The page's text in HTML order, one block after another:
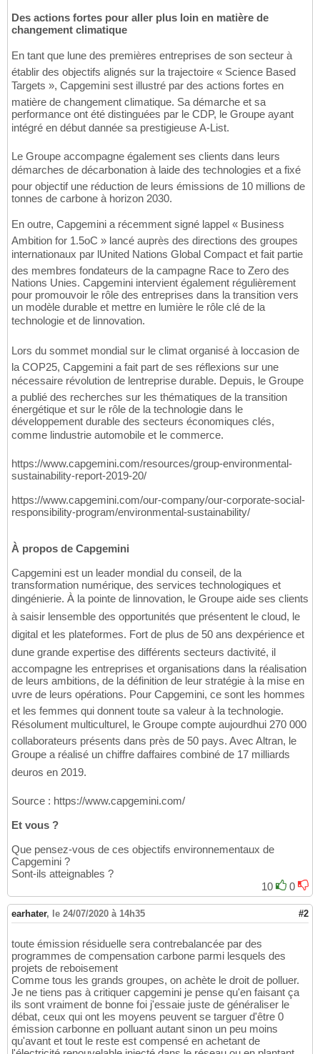
Des actions fortes pour aller plus loin en matière de
changement climatique
En tant que lune des premières entreprises de son secteur à
établir des objectifs alignés sur la trajectoire « Science Based
Targets », Capgemini sest illustré par des actions fortes en
matière de changement climatique. Sa démarche et sa
performance ont été distinguées par le CDP, le Groupe ayant
intégré en début dannée sa prestigieuse A-List.
Le Groupe accompagne également ses clients dans leurs
démarches de décarbonation à laide des technologies et a fixé
pour objectif une réduction de leurs émissions de 10 millions de
tonnes de carbone à horizon 2030.
En outre, Capgemini a récemment signé lappel « Business
Ambition for 1.5oC » lancé auprès des directions des groupes
internationaux par lUnited Nations Global Compact et fait partie
des membres fondateurs de la campagne Race to Zero des
Nations Unies. Capgemini intervient également régulièrement
pour promouvoir le rôle des entreprises dans la transition vers
un modèle durable et mettre en lumière le rôle clé de la
technologie et de linnovation.
Lors du sommet mondial sur le climat organisé à loccasion de
la COP25, Capgemini a fait part de ses réflexions sur une
nécessaire révolution de lentreprise durable. Depuis, le Groupe
a publié des recherches sur les thématiques de la transition
énergétique et sur le rôle de la technologie dans le
développement durable des secteurs économiques clés,
comme lindustrie automobile et le commerce.
https://www.capgemini.com/resources/group-environmental-
sustainability-report-2019-20/
https://www.capgemini.com/our-company/our-corporate-social-
responsibility-program/environmental-sustainability/
À propos de Capgemini
Capgemini est un leader mondial du conseil, de la
transformation numérique, des services technologiques et
dingénierie. À la pointe de linnovation, le Groupe aide ses clients
à saisir lensemble des opportunités que présentent le cloud, le
digital et les plateformes. Fort de plus de 50 ans dexpérience et
dune grande expertise des différents secteurs dactivité, il
accompagne les entreprises et organisations dans la réalisation
de leurs ambitions, de la définition de leur stratégie à la mise en
uvre de leurs opérations. Pour Capgemini, ce sont les hommes
et les femmes qui donnent toute sa valeur à la technologie.
Résolument multiculturel, le Groupe compte aujourdhui 270 000
collaborateurs présents dans près de 50 pays. Avec Altran, le
Groupe a réalisé un chiffre daffaires combiné de 17 milliards
deuros en 2019.
Source : https://www.capgemini.com/
Et vous ?
Que pensez-vous de ces objectifs environnementaux de
Capgemini ?
Sont-ils atteignables ?
10
0
earhater, le 24/07/2020 à 14h35 #2
toute émission résiduelle sera contrebalancée par des
programmes de compensation carbone parmi lesquels des
projets de reboisement
Comme tous les grands groupes, on achète le droit de polluer.
Je ne tiens pas à critiquer capgemini je pense qu'en faisant ça
ils sont vraiment de bonne foi j'essaie juste de généraliser le
débat, ceux qui ont les moyens peuvent se targuer d'être 0
émission carbonne en polluant autant sinon un peu moins
qu'avant et tout le reste est compensé en achetant de